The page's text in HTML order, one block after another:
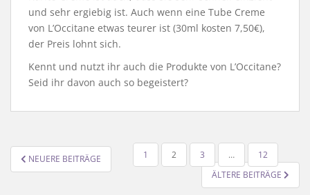
und sehr ergiebig ist. Auch wenn eine Tube Creme
von L’Occitane etwas teurer ist (30ml kosten 7,50€),
der Preis lohnt sich.
Kennt und nutzt ihr auch die Produkte von L’Occitane?
Seid ihr davon auch so begeistert?
SEITENNUMMERIERUNG
DER
NEUERE BEITRÄGE 1 2 3 …
12
ÄLTERE BEITRÄGE